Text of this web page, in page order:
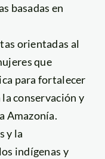
basadas en
orientadas al
que
para fortalecer
conservación y
Amazonía.
y la
indígenas y